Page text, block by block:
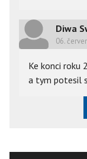
Diwa
06.
Ke konci roku
a tym potesil